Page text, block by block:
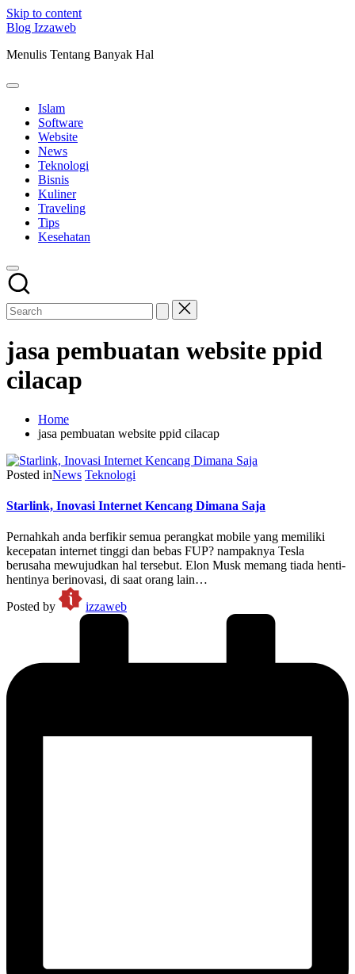
Skip to content
Blog Izzaweb
Menulis Tentang Banyak Hal
Islam
Software
Website
News
Teknologi
Bisnis
Kuliner
Traveling
Tips
Kesehatan
jasa pembuatan website ppid
cilacap
Home
jasa pembuatan website ppid cilacap
Posted inNews Teknologi
Starlink, Inovasi Internet Kencang Dimana Saja
Pernahkah anda berfikir semua perangkat mobile yang memiliki
kecepatan internet tinggi dan bebas FUP? nampaknya Tesla
berusaha mewujudkan hal tersebut. Elon Musk memang tiada henti-
hentinya berinovasi, di saat orang lain…
Posted by
izzaweb